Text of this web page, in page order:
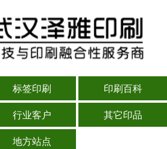
标签印刷
印刷百科
行业客户
其它印品
地方站点